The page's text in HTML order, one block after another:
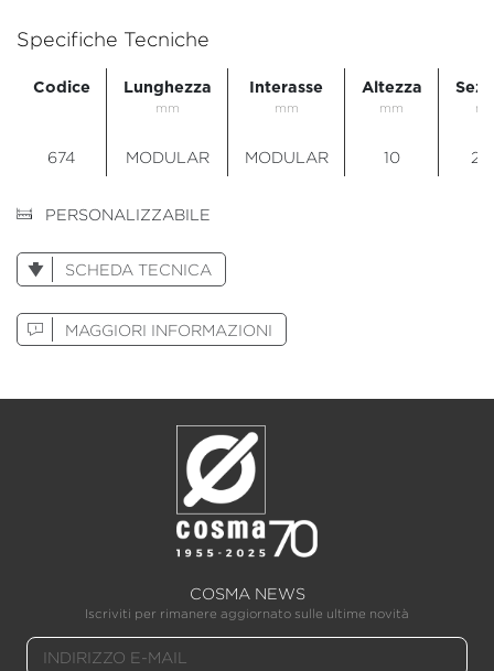
Specifiche Tecniche
Codice Lunghezza
mm
Interasse
mm
Altezza
mm
674 MODULAR MODULAR 10
PERSONALIZZABILE
SCHEDA TECNICA
MAGGIORI INFORMAZIONI
COSMA NEWS
Iscriviti per rimanere aggiornato sulle ultime novità